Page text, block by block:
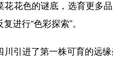
色的谜底，选育更多品
进行“色彩探索”。
进了第一株可育的远缘